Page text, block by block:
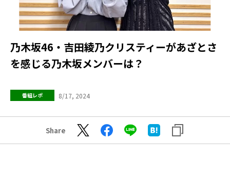
乃木坂46・吉田綾乃クリスティーがあざとさ
を感じる乃木坂メンバーは？
番組レポ 8/17, 2024
Share